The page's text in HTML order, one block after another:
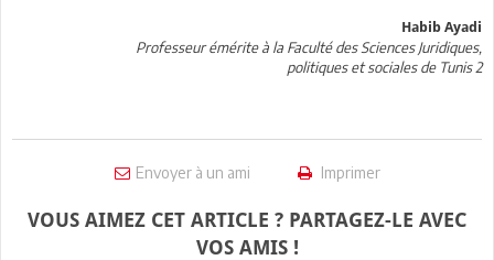
Habib Ayadi
Professeur émérite à la Faculté des Sciences Juridiques,
politiques et sociales de Tunis 2
Envoyer à un ami Imprimer
VOUS AIMEZ CET ARTICLE ? PARTAGEZ-LE AVEC
VOS AMIS !